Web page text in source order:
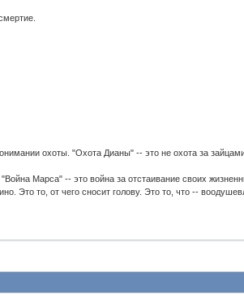
охоты. "Охота Дианы" -- это не охота за
Марса" -- это война за отстаивание своих
Это то, от чего сносит голову. Это то, что --